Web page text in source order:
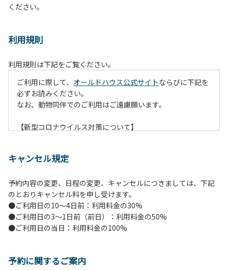
ください。
利用規則
利用規則は下記をご覧ください。
ご利用に際して、 オールドハウス公式サイトならびに下記を
必ずお読みください。
なお、動物同伴でのご利用はご遠慮願います。
【新型コロナウイルス対策について】
また、今後の状況次第で変わる場合がありますのでご了承く
【ペンションでの取り組み】
・お食事は席数を減らしソーシャルディスタンスを確保して
のお食事。
・お食事は18時と19時の2回に分けて行います。（ご希望の
・玄関、食堂に手指の消毒スプレーを設置。
キャンセル規定
予約内容の変更、日程の変更、キャンセルにつきましては、下記
のとおりキャンセル料を申し受けます。
●ご利用日の10～4日前：利用料金の30%
●ご利用日の3～1日前（前日）：利用料金の50%
●ご利用日の当日：利用料金の100%
予約に関するご案内